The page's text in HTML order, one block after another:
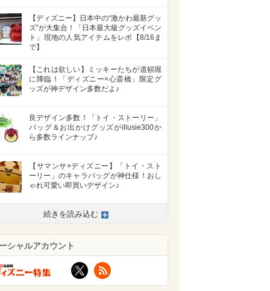
【ディズニー】日本中の“激かわ最新グッ
ズ”が大集合！「日本最大級グッズイベン
ト」現地の人気アイテムをレポ【8/16ま
で】
【これは欲しい】ミッキーたちが道頓堀
に降臨！「ディズニー×心斎橋」限定グ
ッズが神デザイン多数だよ♪
良デザイン多数！「トイ・ストーリー」
バッグ＆お出かけグッズがillusie300か
ら多数ラインナップ♪
【サマンサ×ディズニー】「トイ・スト
ーリー」のキャラバッグが神仕様！おし
ゃれ可愛い即買いデザイン♪
続きを読み込む
シャルアカウント
X